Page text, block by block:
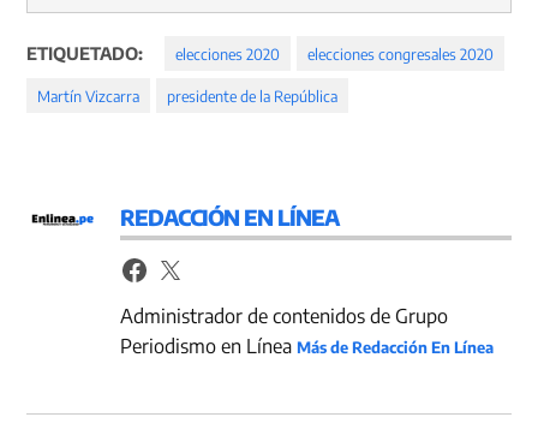
ETIQUETADO: elecciones 2020 elecciones congresales 2020
Martín Vizcarra presidente de la República
REDACCIÓN EN LÍNEA
Administrador de contenidos de Grupo
Periodismo en LíneaMás de Redacción En Línea